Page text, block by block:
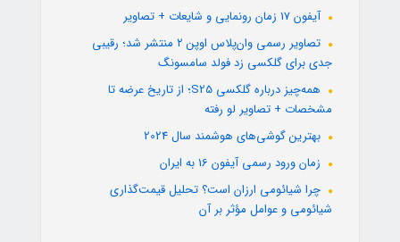
آیفون 17 زمان رونمایی و شایعات + تصاویر
تصاویر رسمی وان‌پلاس اوپن ۲ منتشر شد؛ رقیبی
جدی برای گلکسی زد فولد سامسونگ
همه‌چیز درباره گلکسی S25؛ از تاریخ عرضه تا
مشخصات + تصاویر لو رفته
بهترین گوشی‌های هوشمند سال 2024
زمان ورود رسمی آیفون 16 به ایران
چرا شیائومی ارزان است؟ تحلیل قیمت‌گذاری
شیائومی و عوامل مؤثر بر آن